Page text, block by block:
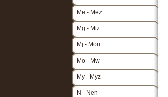
Me - Mez
Mg - Miz
Mj - Mon
Mo - Mw
My - Myz
N - Nen